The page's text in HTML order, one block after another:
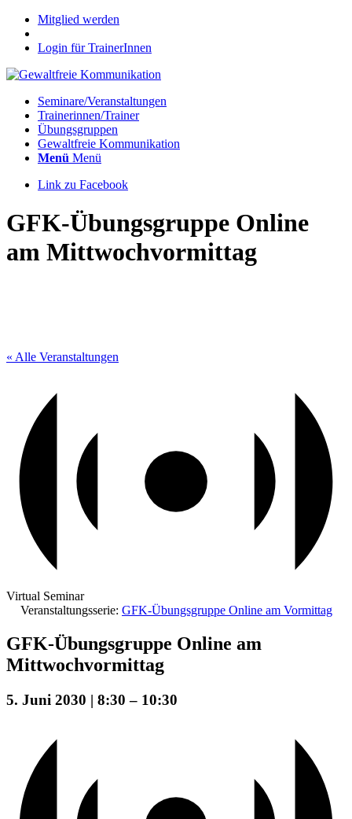
Mitglied werden
Login für TrainerInnen
Seminare/Veranstaltungen
Trainerinnen/Trainer
Übungsgruppen
Gewaltfreie Kommunikation
Menü Menü
Link zu Facebook
GFK-Übungsgruppe Online
am Mittwochvormittag
« Alle Veranstaltungen
Virtual Seminar
Veranstaltungsserie: GFK-Übungsgruppe Online am Vormittag
GFK-Übungsgruppe Online am
Mittwochvormittag
5. Juni 2030 | 8:30 – 10:30